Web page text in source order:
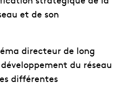
et de son
directeur de long
du réseau
différentes